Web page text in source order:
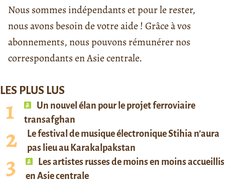
Nous sommes indépendants et pour le rester,
nous avons besoin de votre aide ! Grâce à vos
abonnements, nous pouvons rémunérer nos
correspondants en Asie centrale.
LES PLUS LUS
Un nouvel élan pour le projet ferroviaire
transafghan
Le festival de musique électronique Stihia n’aura
pas lieu au Karakalpakstan
Les artistes russes de moins en moins accueillis
en Asie centrale